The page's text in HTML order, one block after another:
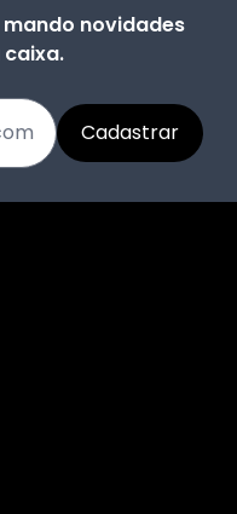
mando novidades